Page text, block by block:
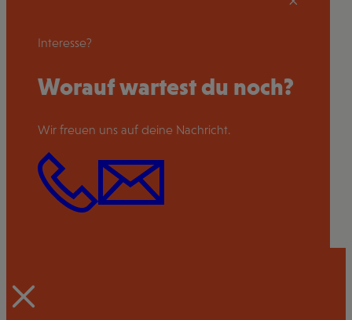
Interesse?
Worauf wartest du noch?
Wir freuen uns auf deine Nachricht.